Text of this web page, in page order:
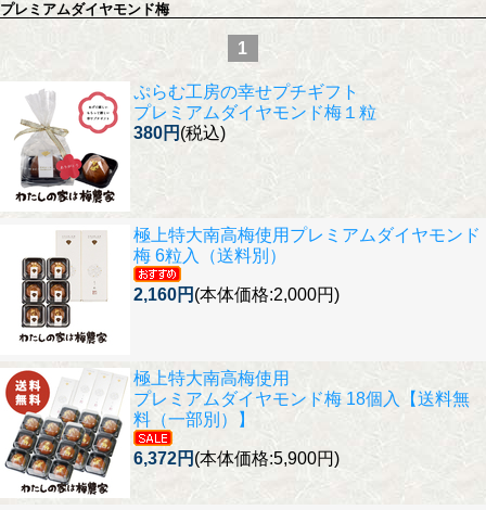
プレミアムダイヤモンド梅
1
ぷらむ工房の幸せプチギフト
プレミアムダイヤモンド梅１粒
380円 (税込)
極上特大南高梅使用 プレミアムダイヤモンド
梅 6粒入（送料別）
2,160円 (本体価格:2,000円)
極上特大南高梅使用
プレミアムダイヤモンド梅 18個入【送料無
料（一部別）】
6,372円 (本体価格:5,900円)